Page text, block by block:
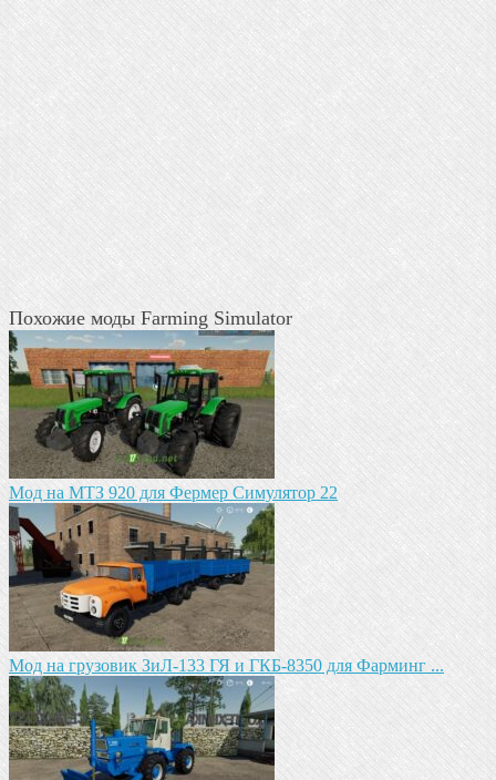
Похожие моды Farming Simulator
Мод на МТЗ 920 для Фермер Симулятор 22
Мод на грузовик ЗиЛ-133 ГЯ и ГКБ-8350 для Фарминг ...